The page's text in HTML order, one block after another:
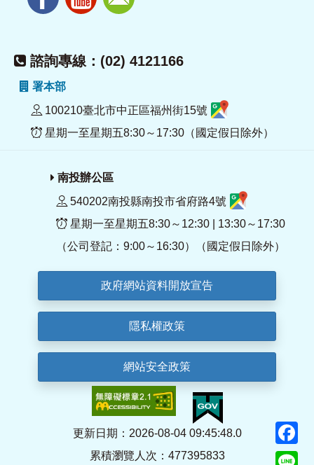
諮詢專線：(02) 4121166
署本部
100210臺北市中正區福州街15號
星期一至星期五8:30～17:30（國定假日除外）
南投辦公區
540202南投縣南投市省府路4號
星期一至星期五8:30～12:30 | 13:30～17:30
（公司登記：9:00～16:30）（國定假日除外）
政府網站資料開放宣告
隱私權政策
網站安全政策
更新日期：2026-08-04 09:45:48.0
累積瀏覽人次：477395833